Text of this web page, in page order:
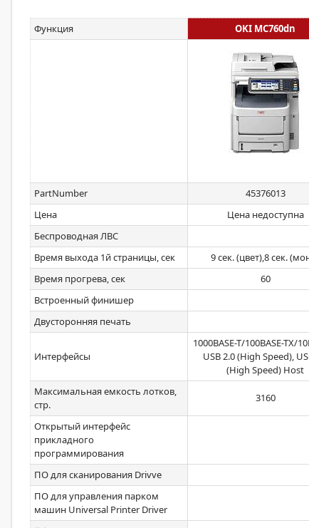
Функция OKI MC760dn
PartNumber 45376013
Цена
Цена недоступна
Беспроводная ЛВС
Время выхода 1й страницы, сек
9 сек. (цвет),8 сек.
Время прогрева, сек
60
Встроенный финишер
Двусторонняя печать
Интерфейсы
1000BASE-T/100BASE-TX/
USB 2.0 (High Speed),
(High Speed) Host
Максимальная емкость лотков,
стр.
3160
Открытый интерфейс
прикладного
программирования
ПО для сканирования Drivve
ПО для управления парком
машин Universal Printer Driver